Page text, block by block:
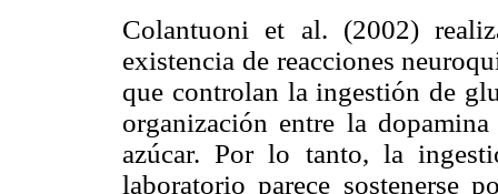
Colantuoni et al. (2002)
existencia de reacciones
que controlan la ingestión de
organización entre la
azúcar. Por lo tanto, la
laboratorio parece sostenerse